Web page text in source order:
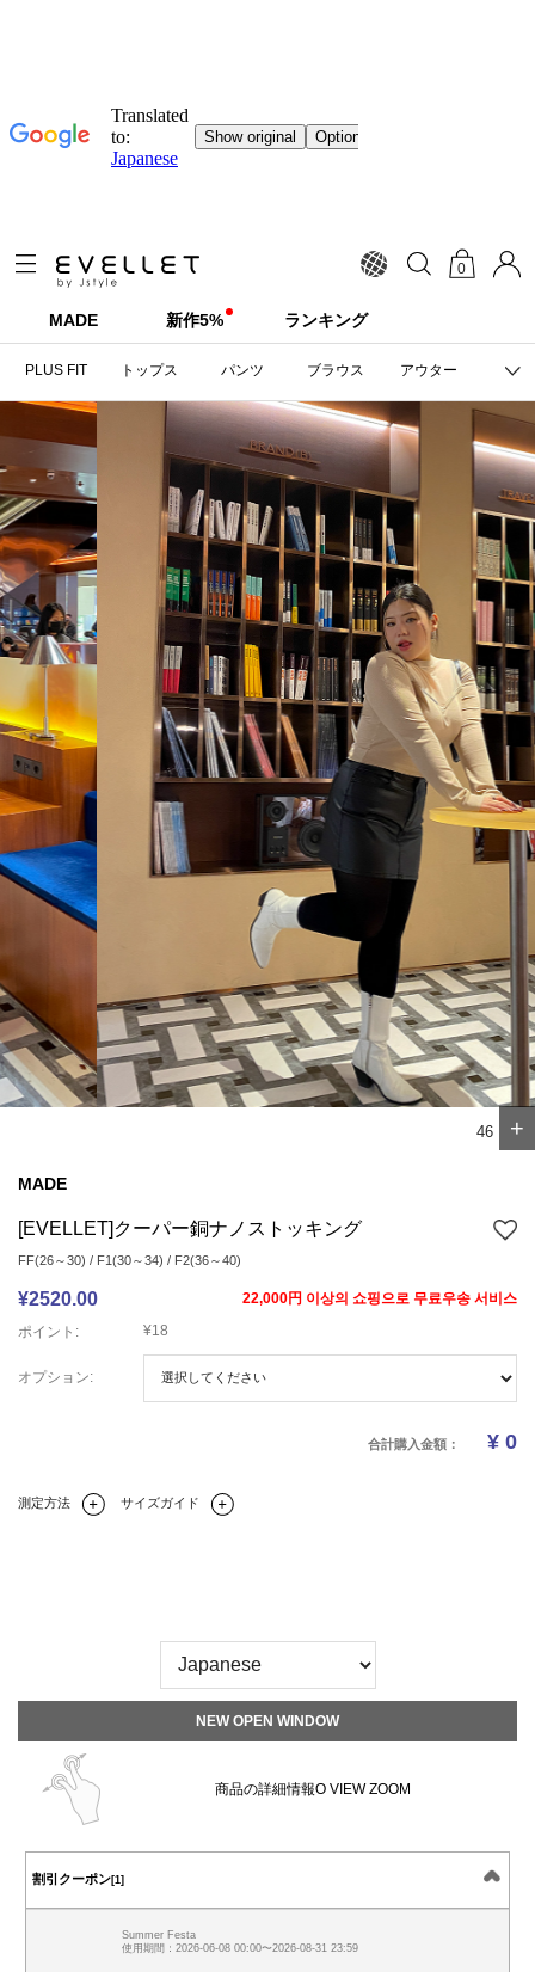
0
MADE 新作5% ランキング
PLUS FIT トップス パンツ ブラウス アウター
46 +
MADE
[EVELLET]クーパー銅ナノストッキング
FF(26～30) / F1(30～34) / F2(36～40)
¥2520.00
22,000円 이상의 쇼핑으로 무료우송 서비스
ポイント:
¥18
オプション:
合計購入金額： ¥ 0
測定方法 サイズガイド
NEW OPEN WINDOW
商品の詳細情報O VIEW ZOOM
割引クーポン[1]
Summer Festa
使用期間：2026-06-08 00:00〜2026-08-31 23:59